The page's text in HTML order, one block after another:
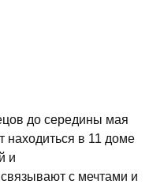
до середины мая
находиться в 11 доме
и
с мечтами и